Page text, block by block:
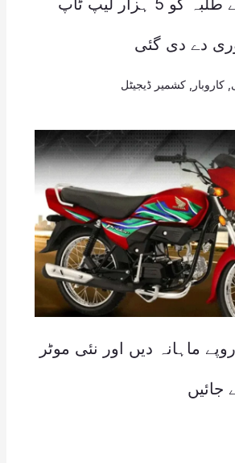
دے دی گئی
کاروبار کشمیر ڈیجیٹل
روپے ماہانہ دیں اور نئی موٹر
جائیں